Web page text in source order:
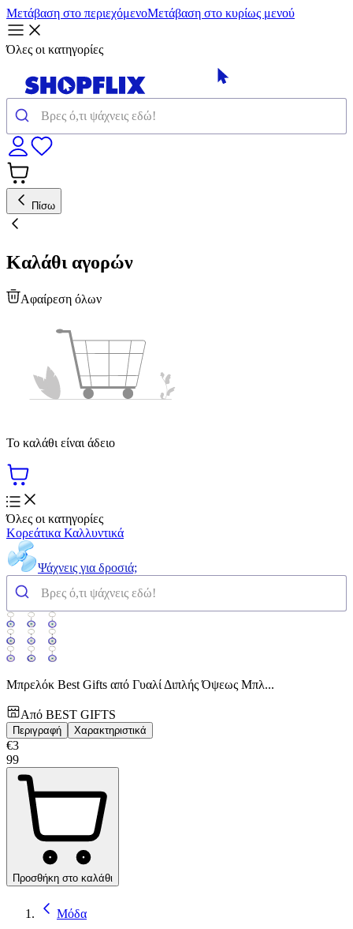
Μετάβαση στο περιεχόμενοΜετάβαση στο κυρίως μενού
Όλες οι κατηγορίες
Πίσω
Καλάθι αγορών
Αφαίρεση όλων
Το καλάθι είναι άδειο
Όλες οι κατηγορίες
Κορεάτικα Καλλυντικά
Ψάχνεις για δροσιά;
Μπρελόκ Best Gifts από Γυαλί Διπλής Όψεως Μπλ...
Από BEST GIFTS
Περιγραφή Χαρακτηριστικά
€3
99
Προσθήκη στο καλάθι
Μόδα